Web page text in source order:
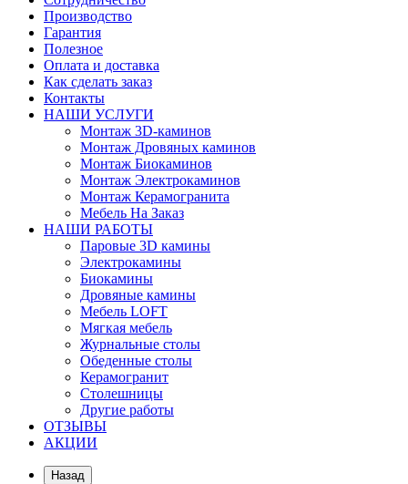
Производство
Гарантия
Полезное
Оплата и доставка
Как сделать заказ
Контакты
НАШИ УСЛУГИ
Монтаж 3D-каминов
Монтаж Дровяных каминов
Монтаж Биокаминов
Монтаж Электрокаминов
Монтаж Керамогранита
Мебель На Заказ
НАШИ РАБОТЫ
Паровые 3D камины
Электрокамины
Биокамины
Дровяные камины
Мебель LOFT
Мягкая мебель
Журнальные столы
Обеденные столы
Керамогранит
Столешницы
Другие работы
ОТЗЫВЫ
АКЦИИ
Назад